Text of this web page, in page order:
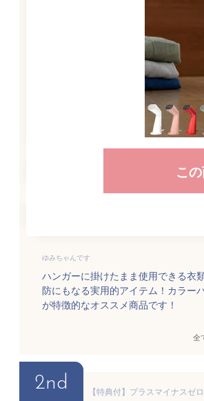
こ
ゆみちゃんです
ハンガーに掛けたまま使用できる衣
防にもなる実用的アイテム！カラー
が特徴的なオススメ商品です！
全
2nd